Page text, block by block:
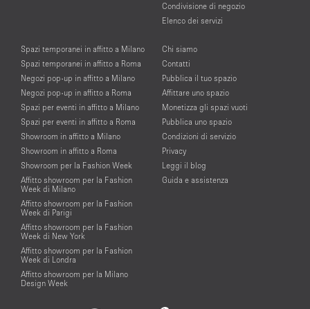
Condivisione di negozio
Elenco dei servizi
Spazi temporanei in affitto a Milano
Spazi temporanei in affitto a Roma
Negozi pop-up in affitto a Milano
Negozi pop-up in affitto a Roma
Spazi per eventi in affitto a Milano
Spazi per eventi in affitto a Roma
Showroom in affitto a Milano
Showroom in affitto a Roma
Showroom per la Fashion Week
Affitto showroom per la Fashion
Week di Milano
Affitto showroom per la Fashion
Week di Parigi
Affitto showroom per la Fashion
Week di New York
Affitto showroom per la Fashion
Week di Londra
Affitto showroom per la Milano
Design Week
Chi siamo
Contatti
Pubblica il tuo spazio
Affittare uno spazio
Monetizza gli spazi vuoti
Pubblica uno spazio
Condizioni di servizio
Privacy
Leggi il blog
Guida e assistenza